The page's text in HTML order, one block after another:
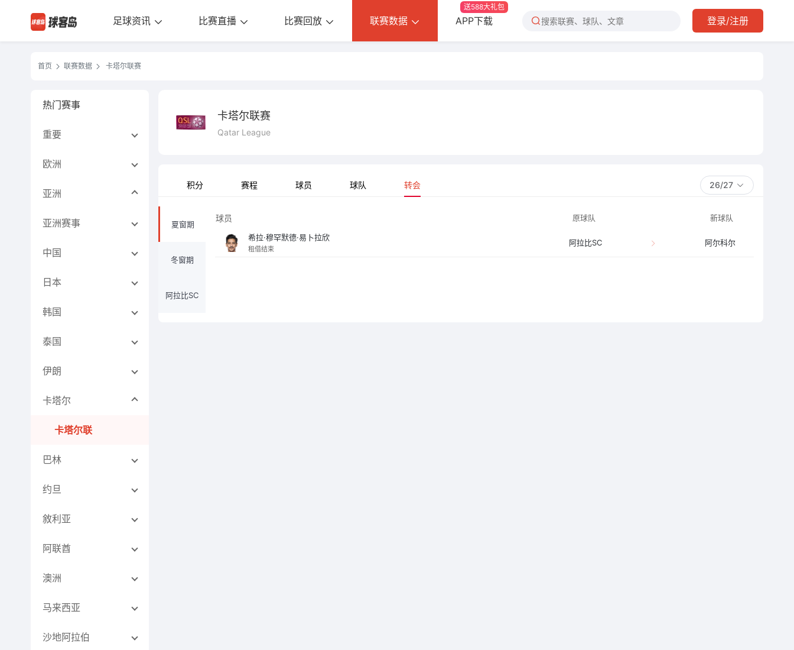
足球资讯 比赛直播 比赛回放 联赛数据 APP下载
送588大礼包
登录/注册
首页 联赛数据 卡塔尔联赛
热门赛事
重要
欧洲
亚洲
亚洲赛事
中国
日本
韩国
泰国
伊朗
卡塔尔
卡塔尔联
巴林
约旦
敘利亚
阿联酋
澳洲
马来西亚
沙地阿拉伯
卡塔尔联赛
Qatar League
积分 赛程 球员 球队 转会 26/27
夏窗期
冬窗期
阿拉比SC
球员 原球队 新球队
希拉·穆罕默德·易卜拉欣
租借结束
阿拉比SC 阿尔科尔